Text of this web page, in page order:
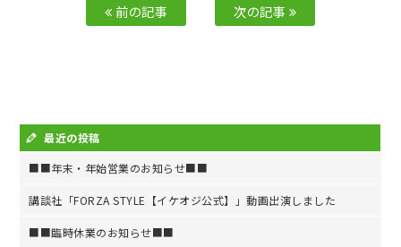
前の記事 次の記事
最近の投稿
■■年末・年始営業のお知らせ■■
講談社「FORZA STYLE【イケオジ公式】」動画出演しました
■■臨時休業のお知らせ■■